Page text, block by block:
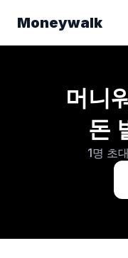
Moneywalk
머니
돈
1명 초